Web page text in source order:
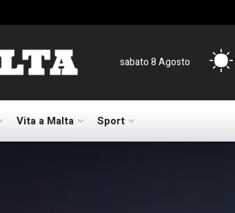
sabato 8 Agosto
Vita a Malta Sport